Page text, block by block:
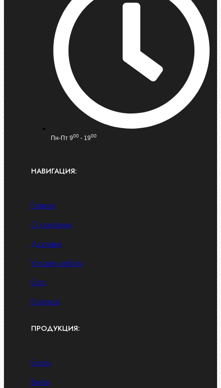
Пн-Пт 900 - 1900
НАВИГАЦИЯ:
Главная
О компании
Доставка
Условия работы
Блог
Контакты
ПРОДУКЦИЯ:
Болты
Винты